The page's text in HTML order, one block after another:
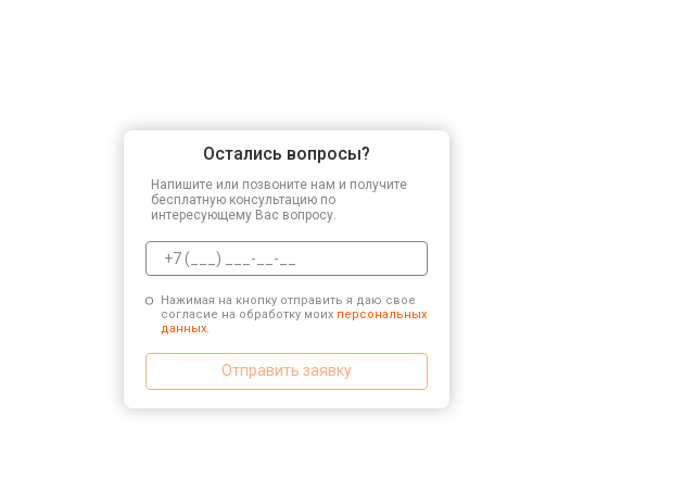
Остались вопросы?
Напишите или позвоните нам и получите
бесплатную консультацию по
интересующему Вас вопросу.
Нажимая на кнопку отправить я даю свое
согласие на обработку моих персональных
данных.
Отправить заявку